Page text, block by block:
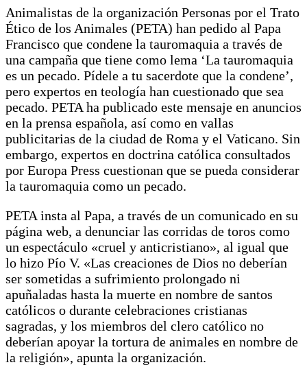
Animalistas de la organización Personas por el Trato
Ético de los Animales (PETA) han pedido al Papa
Francisco que condene la tauromaquia a través de
una campaña que tiene como lema ‘La tauromaquia
es un pecado. Pídele a tu sacerdote que la condene’,
pero expertos en teología han cuestionado que sea
pecado. PETA ha publicado este mensaje en anuncios
en la prensa española, así como en vallas
publicitarias de la ciudad de Roma y el Vaticano. Sin
embargo, expertos en doctrina católica consultados
por Europa Press cuestionan que se pueda considerar
la tauromaquia como un pecado.
PETA insta al Papa, a través de un comunicado en su
página web, a denunciar las corridas de toros como
un espectáculo «cruel y anticristiano», al igual que
lo hizo Pío V. «Las creaciones de Dios no deberían
ser sometidas a sufrimiento prolongado ni
apuñaladas hasta la muerte en nombre de santos
católicos o durante celebraciones cristianas
sagradas, y los miembros del clero católico no
deberían apoyar la tortura de animales en nombre de
la religión», apunta la organización.